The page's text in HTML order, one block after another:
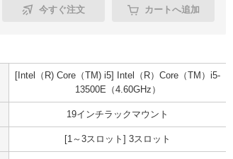
今すぐ注文 カートへ追加
[Intel（R) Core（TM) i5] Intel（R）Core（TM）i5-
13500E（4.60GHz）
19インチラックマウント
[1～3スロット] 3スロット